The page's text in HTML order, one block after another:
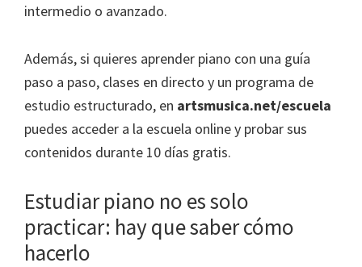
intermedio o avanzado.
Además, si quieres aprender piano con una guía
paso a paso, clases en directo y un programa de
estudio estructurado, en artsmusica.net/escuela
puedes acceder a la escuela online y probar sus
contenidos durante 10 días gratis.
Estudiar piano no es solo
practicar: hay que saber cómo
hacerlo